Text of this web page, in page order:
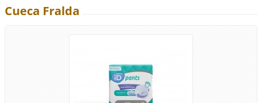
Cueca Fralda